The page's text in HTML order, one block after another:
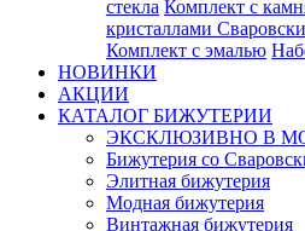
стекла Комплект с
кристаллами Сваровски
Комплект с эмалью
НОВИНКИ
АКЦИИ
КАТАЛОГ БИЖУТЕРИИ
ЭКСКЛЮЗИВНО В
Бижутерия со
Элитная бижутерия
Модная бижутерия
Винтажная бижутерия